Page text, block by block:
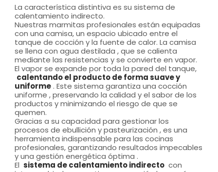
La característica distintiva es su sistema de
calentamiento indirecto.
Nuestras marmitas profesionales están equipadas
con una camisa, un espacio ubicado entre el
tanque de cocción y la fuente de calor. La camisa
se llena con agua destilada , que se calienta
mediante las resistencias y se convierte en vapor.
El vapor se expande por toda la pared del tanque,
calentando el producto de forma suave y
uniforme . Este sistema garantiza una cocción
uniforme , preservando la calidad y el sabor de los
productos y minimizando el riesgo de que se
quemen.
Gracias a su capacidad para gestionar los
procesos de ebullición y pasteurización , es una
herramienta indispensable para las cocinas
profesionales, garantizando resultados impecables
y una gestión energética óptima .
El sistema de calentamiento indirecto con